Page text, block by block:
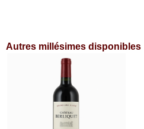
Autres millésimes disponibles